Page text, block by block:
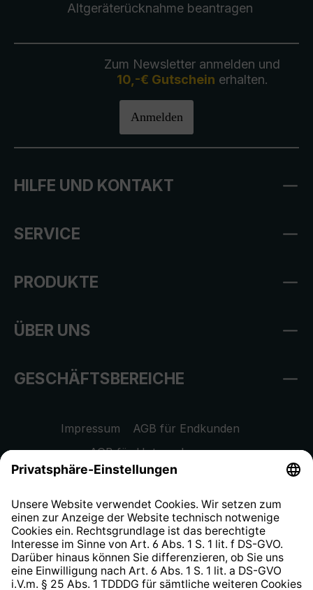
Altgeräterücknahmebeantragen
Zum Newsletter anmelden und
10,-€ Gutschein erhalten.
Anmelden
HILFE UND KONTAKT
SERVICE
PRODUKTE
ÜBER UNS
GESCHÄFTSBEREICHE
Impressum
AGB für Endkunden
AGB für Unternehmen
Datenschutzhinweis
Widerrufsrecht
Hinweisgeberschutzsystem
Barrierefreiheit